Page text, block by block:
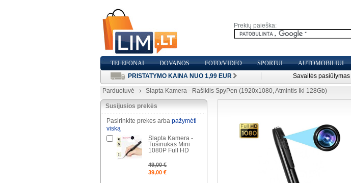
Prekių paieška:
TELEFONAI DOVANOS FOTO/VIDEO SPORTUI AUTOMOBILIUI
PRISTATYMO KAINA NUO 1,99 EUR
Savaitės pasiūlymas
Parduotuvė Slapta Kamera - Rašiklis SpyPen (1920x1080, Atmintis Iki 128Gb)
Susijusios prekės
Pasirinkite prekes arba pažymėti
viską
Slapta Kamera -
Tušinukas Mini
1080P Full HD
49,00 €
39,00 €